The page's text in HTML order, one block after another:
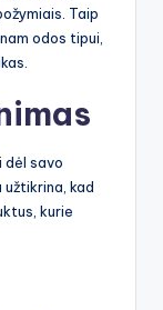
Taip
odos tipui,
dėl savo
užtikrina, kad
kurie